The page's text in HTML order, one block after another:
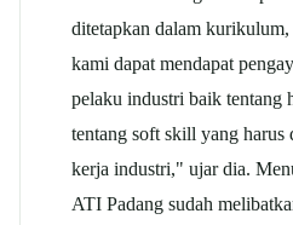
ditetapkan dalam kurikulum,
kami dapat mendapat
pelaku industri baik tentang
tentang soft skill yang
kerja industri," ujar dia.
ATI Padang sudah